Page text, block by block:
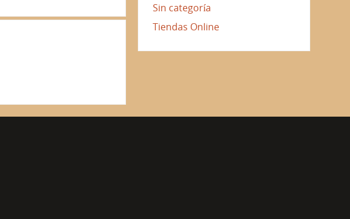
Sin categoría
Tiendas Online